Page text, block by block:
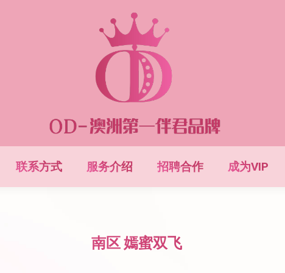
联系方式 服务介绍 招聘合作 成为VIP
南区 嫣蜜双飞